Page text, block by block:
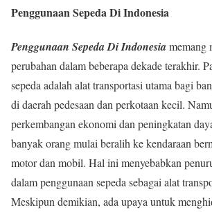
Penggunaan Sepeda Di Indonesia
Penggunaan Sepeda Di Indonesiamemang
perubahan dalam beberapa dekade terakhir.
sepeda adalah alat transportasi utama bagi
di daerah pedesaan dan perkotaan kecil.
perkembangan ekonomi dan peningkatan
banyak orang mulai beralih ke kendaraan
motor dan mobil. Hal ini menyebabkan
dalam penggunaan sepeda sebagai alat
Meskipun demikian, ada upaya untuk